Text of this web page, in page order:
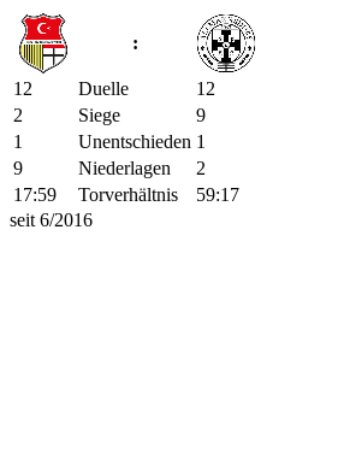
:
12 Duelle
12
2
Siege
9
1
Unentschieden 1
9
Niederlagen
2
17:59
Torverhältnis
59:17
seit 6/2016